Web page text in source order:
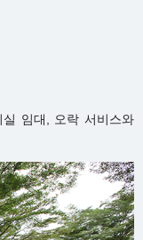
임대, 오락 서비스와